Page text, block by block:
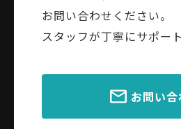
お問い合わせください。
スタッフが丁寧にサポー
お問い合